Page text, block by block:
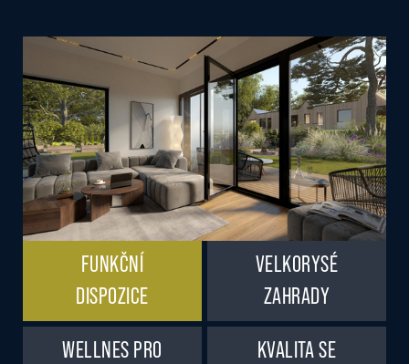
FUNKČNÍ
DISPOZICE
VELKORYSÉ
ZAHRADY
WELLNES PRO
KVALITA SE